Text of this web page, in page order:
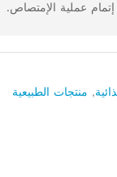
إتمام عملية الإمتصاص.
, منتجات الطبيعية